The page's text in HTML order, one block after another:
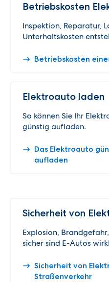
Betriebskosten
Inspektion, Reparatur,
Unterhaltskosten
Betriebskosten
Elektroauto laden
So können Sie Ihr
günstig aufladen.
Das Elektroauto
aufladen
Sicherheit von
Explosion,
sicher sind E-Autos
Sicherheit von
Straßenverkehr